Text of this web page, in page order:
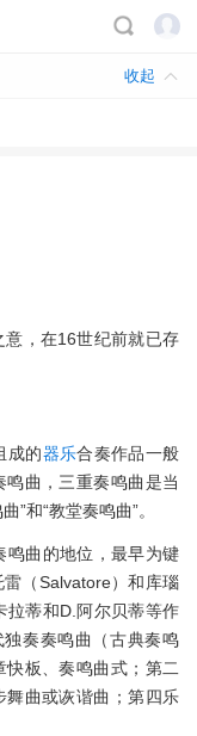
收起
，在16世纪前就已存
成的器乐合奏作品一般
曲，三重奏鸣曲是当
”和“教堂奏鸣曲”。
鸣曲的地位，最早为键
（Salvatore）和库瑙
拉蒂和D.阿尔贝蒂等作
奏奏鸣曲（古典奏鸣
板、奏鸣曲式；第二
舞曲或诙谐曲；第四乐